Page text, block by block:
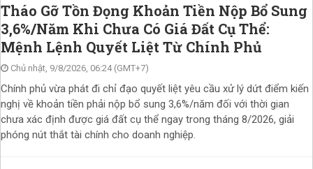
Tháo Gỡ Tồn Đọng Khoản Tiền Nộp Bổ Sung
3,6%/Năm Khi Chưa Có Giá Đất Cụ Thể:
Mệnh Lệnh Quyết Liệt Từ Chính Phủ
Chủ nhật, 9/8/2026, 06:24 (GMT+7)
Chính phủ vừa phát đi chỉ đạo quyết liệt yêu cầu xử lý dứt điểm kiến
nghị về khoản tiền phải nộp bổ sung 3,6%/năm đối với thời gian
chưa xác định được giá đất cụ thể ngay trong tháng 8/2026, giải
phóng nút thắt tài chính cho doanh nghiệp.